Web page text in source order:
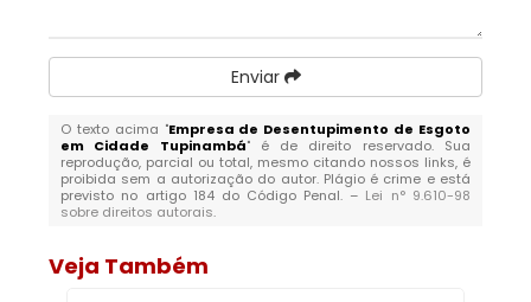
Enviar
O texto acima "Empresa de Desentupimento de Esgoto
em Cidade Tupinambá" é de direito reservado. Sua
reprodução, parcial ou total, mesmo citando nossos links, é
proibida sem a autorização do autor. Plágio é crime e está
previsto no artigo 184 do Código Penal. – Lei n° 9.610-98
sobre direitos autorais.
Veja Também